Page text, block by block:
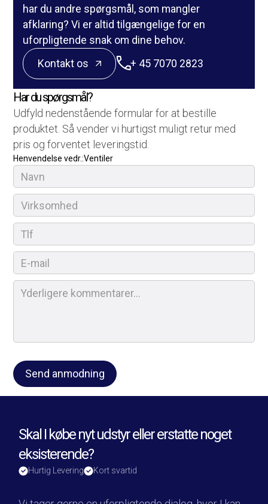
har du andre spørgsmål, som mangler
afklaring? Vi er altid tilgængelige for en
uforpligtende snak om dine behov.
Kontakt os
+ 45 7070 2823
Har du spørgsmål?
Udfyld nedenstående formular for at bestille
produktet. Så vender vi hurtigst muligt retur med
pris og forventet leveringstid.
Henvendelse vedr.:Ventiler
Skal I købe nyt udstyr eller erstatte noget
eksisterende?
Hurtig Levering Kort svartid